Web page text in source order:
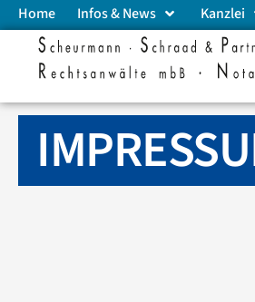
Home Infos & News Kanzlei